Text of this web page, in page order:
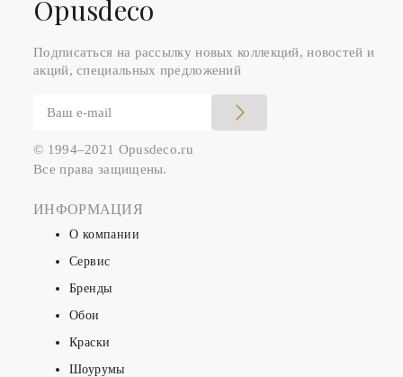
Оpusdeco
Подписаться на рассылку новых коллекций, новостей и
акций, специальных предложений
© 1994–2021 Opusdeco.ru
Все права защищены.
ИНФОРМАЦИЯ
О компании
Сервис
Бренды
Обои
Краски
Шоурумы